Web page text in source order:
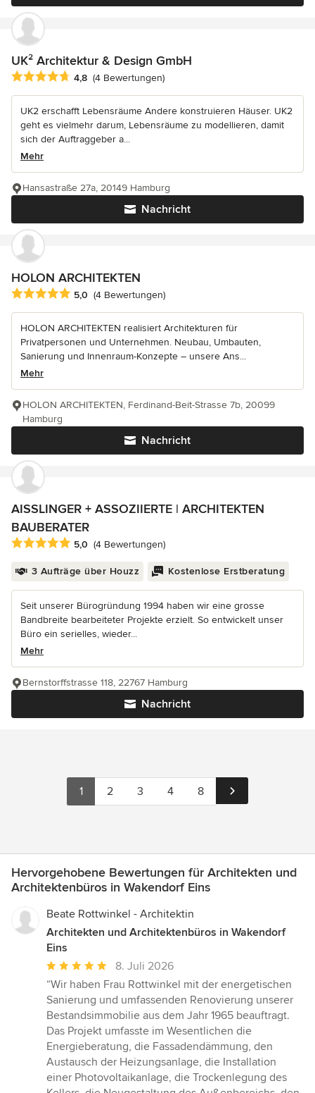
UK² Architektur & Design GmbH
Durchschnittliche Bewertung: 4.8 von 5 Sternen
4,8 (4 Bewertungen)
UK2 erschafft Lebensräume Andere konstruieren Häuser. UK2
geht es vielmehr darum, Lebensräume zu modellieren, damit
sich der Auftraggeber a...
Mehr
Nachricht
Hansastraße 27a, 20149 Hamburg
HOLON ARCHITEKTEN
Durchschnittliche Bewertung: 5 von 5 Sternen
5,0 (4 Bewertungen)
HOLON ARCHITEKTEN realisiert Architekturen für
Privatpersonen und Unternehmen. Neubau, Umbauten,
Sanierung und Innenraum-Konzepte – unsere Ans...
Mehr
Nachricht
HOLON ARCHITEKTEN, Ferdinand-Beit-Strasse 7b, 20099
Hamburg
AISSLINGER + ASSOZIIERTE | ARCHITEKTEN
BAUBERATER
Durchschnittliche Bewertung: 5 von 5 Sternen
5,0 (4 Bewertungen)
3 Aufträge über Houzz Kostenlose Erstberatung
Seit unserer Bürogründung 1994 haben wir eine grosse
Bandbreite bearbeiteter Projekte erzielt. So entwickelt unser
Büro ein serielles, wieder...
Mehr
Nachricht
Bernstorffstrasse 118, 22767 Hamburg
1 2 3 4 8
Hervorgehobene Bewertungen für Architekten und
Architektenbüros in Wakendorf Eins
Beate Rottwinkel - Architektin
Architekten und Architektenbüros in Wakendorf
Eins
Durchschnittliche
Bewertung:
5
von
5
Sternen
8. Juli 2026
“Wir haben Frau Rottwinkel mit der energetischen
Sanierung und umfassenden Renovierung unserer
Bestandsimmobilie aus dem Jahr 1965 beauftragt.
Das Projekt umfasste im Wesentlichen die
Energieberatung, die Fassadendämmung, den
Austausch der Heizungsanlage, die Installation
einer Photovoltaikanlage, die Trockenlegung des